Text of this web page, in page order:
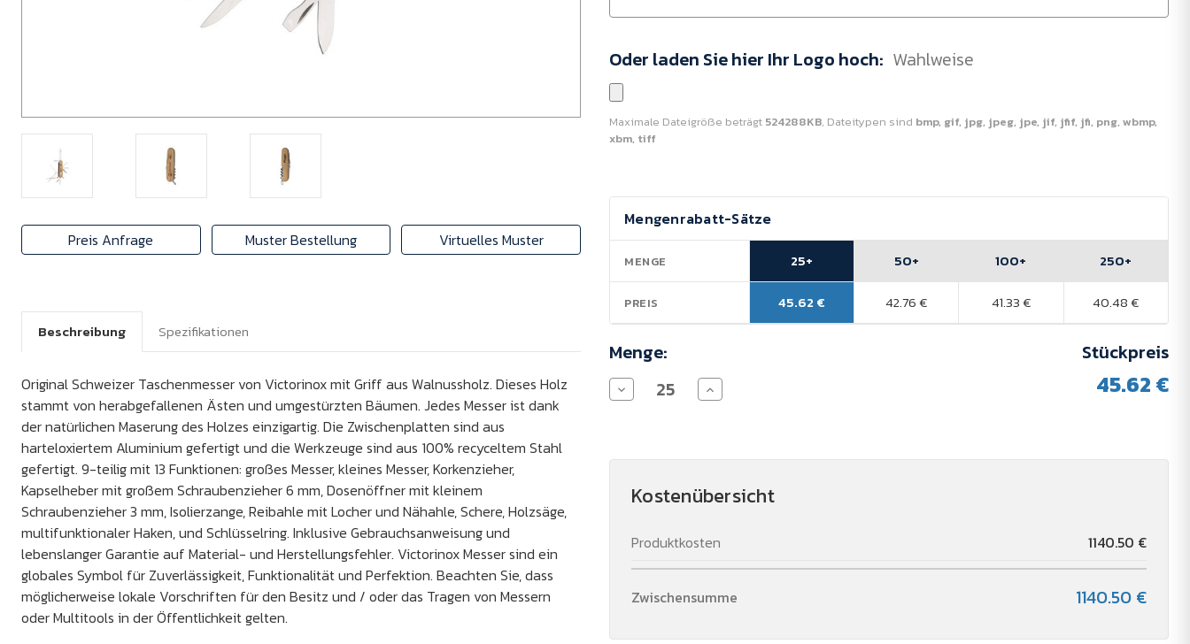
Preis Anfrage Muster Bestellung Virtuelles Muster
Oder laden Sie hier Ihr Logo hoch: Wahlweise
Maximale Dateigröße beträgt 524288KB, Dateitypen sind bmp, gif, jpg, jpeg, jpe, jif, jfif, jfi, png, wbmp,
xbm, tiff
Aktueller
Lagerbestand:
Mengenrabatt-Sätze
MENGE
PREIS
25+
45.62 €
50+
42.76 €
100+
41.33 €
250+
40.48 €
Menge:
Menge
von
Taschenmesser
Menge
von
Taschenmesser
Stückpreis
45.62 €
Kostenübersicht
Produktkosten 1140.50 €
Zwischensumme 1140.50 €
Beschreibung Spezifikationen
Original Schweizer Taschenmesser von Victorinox mit Griff aus Walnussholz. Dieses Holz
stammt von herabgefallenen Ästen und umgestürzten Bäumen. Jedes Messer ist dank
der natürlichen Maserung des Holzes einzigartig. Die Zwischenplatten sind aus
harteloxiertem Aluminium gefertigt und die Werkzeuge sind aus 100% recyceltem Stahl
gefertigt. 9-teilig mit 13 Funktionen: großes Messer, kleines Messer, Korkenzieher,
Kapselheber mit großem Schraubenzieher 6 mm, Dosenöffner mit kleinem
Schraubenzieher 3 mm, Isolierzange, Reibahle mit Locher und Nähahle, Schere, Holzsäge,
multifunktionaler Haken, und Schlüsselring. Inklusive Gebrauchsanweisung und
lebenslanger Garantie auf Material- und Herstellungsfehler. Victorinox Messer sind ein
globales Symbol für Zuverlässigkeit, Funktionalität und Perfektion. Beachten Sie, dass
möglicherweise lokale Vorschriften für den Besitz und / oder das Tragen von Messern
oder Multitools in der Öffentlichkeit gelten.